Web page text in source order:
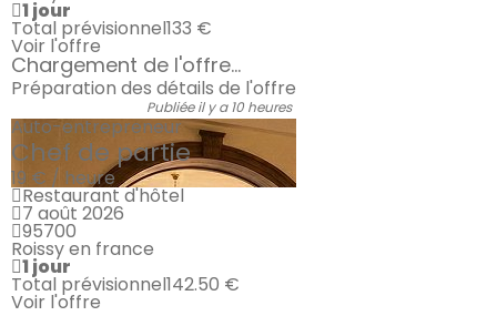
1 jour
Total prévisionnel133 €
Voir l'offre
Chargement de l'offre...
Préparation des détails de l'offre
Publiée il y a 10 heures
Auto-entrepreneur
Chef de partie
19 € / heure
Restaurant d'hôtel
7 août 2026
95700
Roissy en france
1 jour
Total prévisionnel142.50 €
Voir l'offre